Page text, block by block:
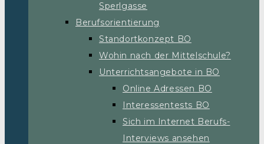
Sperlgasse
Berufsorientierung
Standortkonzept BO
Wohin nach der Mittelschule?
Unterrichtsangebote in BO
Online Adressen BO
Interessentests BO
Sich im Internet Berufs-
Interviews ansehen